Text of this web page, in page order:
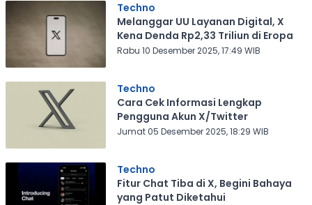
Techno
Melanggar UU Layanan Digital, X
Kena Denda Rp2,33 Triliun di Eropa
Rabu 10 Desember 2025, 17:49 WIB
Techno
Cara Cek Informasi Lengkap
Pengguna Akun X/Twitter
Jumat 05 Desember 2025, 18:29 WIB
Techno
Fitur Chat Tiba di X, Begini Bahaya
yang Patut Diketahui